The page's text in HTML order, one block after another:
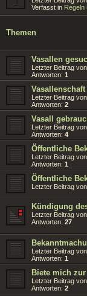
Verfasst in Regeln
Themen
Vasallen
Letzter Beitrag von
Antworten: 1
Letzter Beitrag von
Antworten: 2
Vasall
Letzter Beitrag von
Antworten: 4
Öffentliche
Letzter Beitrag von
Antworten: 1
Öffentliche
Letzter Beitrag von
Kündigung
Letzter Beitrag von
Antworten: 27
Letzter Beitrag von
Antworten: 1
Biete mich
Letzter Beitrag von
Antworten: 2